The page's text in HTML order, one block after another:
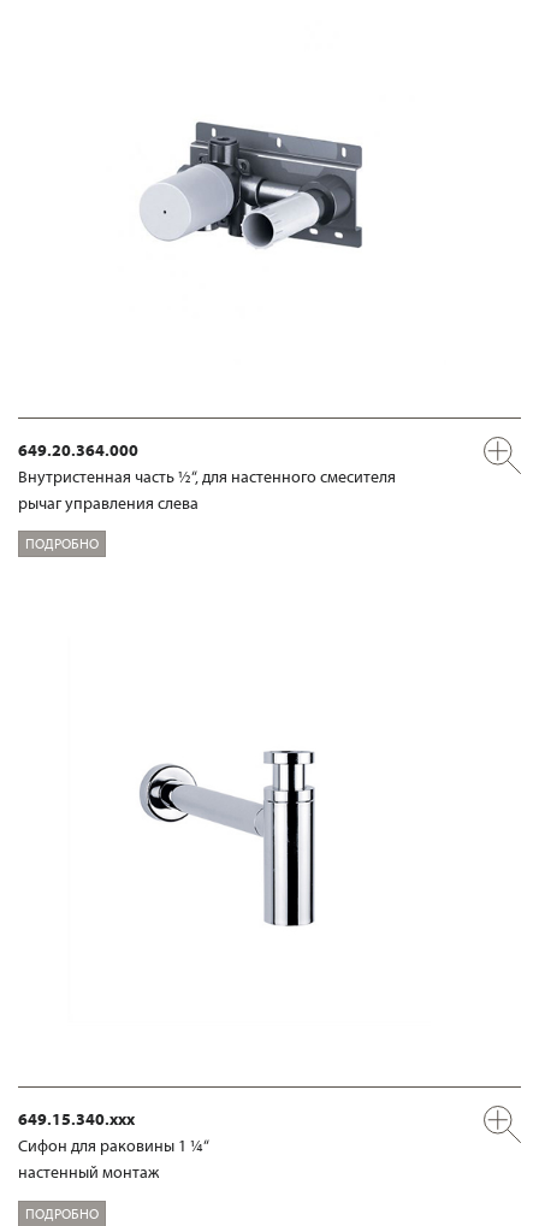
649.20.364.000
Внутристенная часть ½“, для настенного смесителя
рычаг управления слева
ПОДРОБНО
649.15.340.xxx
Сифон для раковины 1 ¼“
настенный монтаж
ПОДРОБНО